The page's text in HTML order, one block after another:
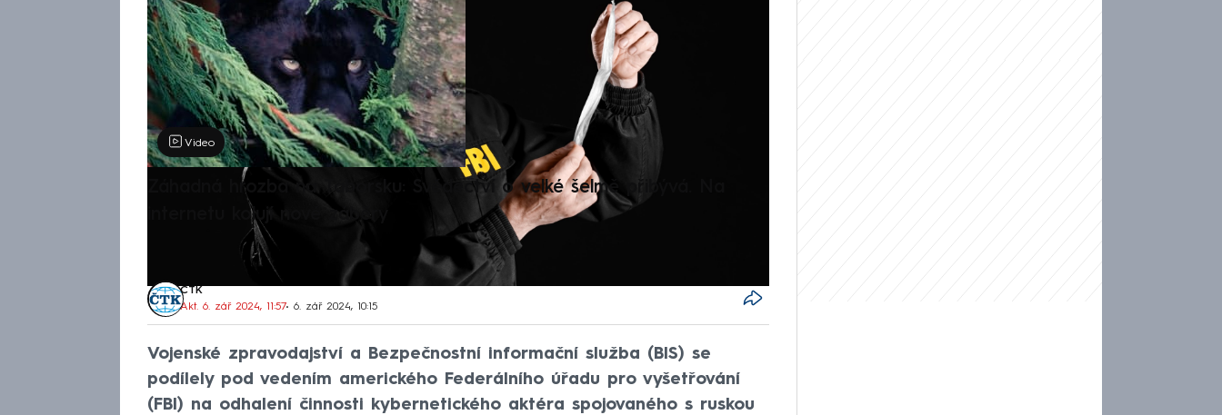
Video
Záhadná hrozba na Táborsku: Svědectví o velké šelmě přibývá. Na
internetu kolují nové záběry
ČTK
Akt. 6. zář 2024, 11:57• 6. zář 2024, 10:15
Vojenské zpravodajství a Bezpečnostní informační služba (BIS) se
podílely pod vedením amerického Federálního úřadu pro vyšetřování
(FBI) na odhalení činnosti kybernetického aktéra spojovaného s ruskou